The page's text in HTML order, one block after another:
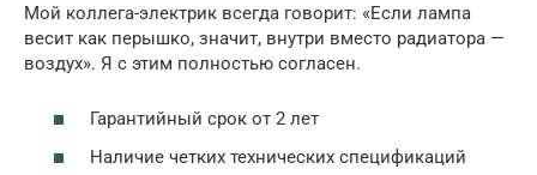
Мой коллега-электрик всегда говорит: «Если лампа
весит как перышко, значит, внутри вместо радиатора —
воздух». Я с этим полностью согласен.
Гарантийный срок от 2 лет
Наличие четких технических спецификаций